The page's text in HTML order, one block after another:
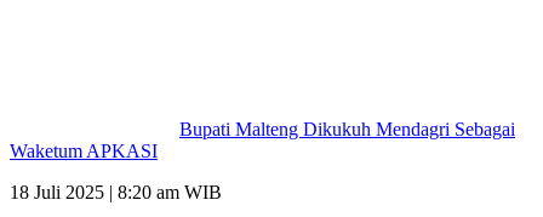
Bupati Malteng Dikukuh Mendagri Sebagai
Waketum APKASI
18 Juli 2025 | 8:20 am WIB